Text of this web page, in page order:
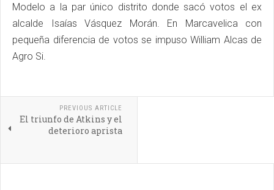
Modelo a la par único distrito donde sacó votos el ex
alcalde Isaías Vásquez Morán. En Marcavelica con
pequeña diferencia de votos se impuso William Alcas de
Agro Si.
PREVIOUS ARTICLE
El triunfo de Atkins y el
deterioro aprista